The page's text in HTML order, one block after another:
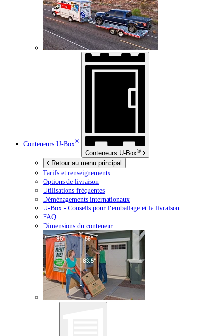
Conteneurs U-Box®
Conteneurs U-Box®
Retour au menu principal
Tarifs et renseignements
Options de livraison
Utilisations fréquentes
Déménagements internationaux
U-Box - Conseils pour l’emballage et la livraison
FAQ
Dimensions du conteneur